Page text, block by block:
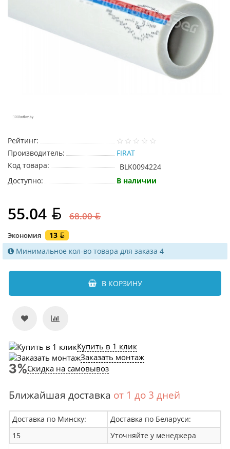
Рейтинг:
Производитель:
FIRAT
Код товара:
BLK0094224
Доступно:
В наличии
55.04 68.00
Экономия
13
Минимальное кол-во товара для заказа 4
В КОРЗИНУ
Купить в 1 клик
Заказать монтаж
Скидка на самовывоз
Ближайшая доставка от 1 до 3 дней
Доставка по Минску:
Доставка по Беларуси:
15
Уточняйте у менеджера